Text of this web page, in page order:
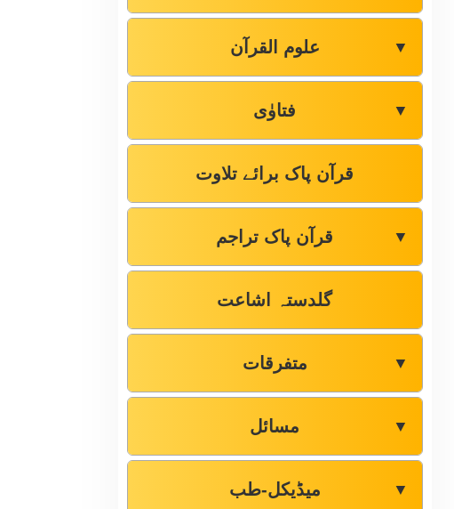
علوم القرآن ▼
فتاوٰی ▼
قرآن پاک برائے تلاوت
قرآن پاک تراجم ▼
گلدستہ اشاعت
متفرقات ▼
مسائل ▼
میڈیکل-طب ▼